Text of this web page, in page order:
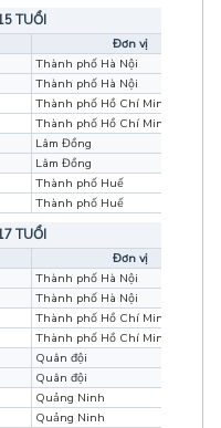
TUỔI
Đơn vị
Thành phố Hà Nội
Thành phố Hà Nội
Thành phố Hồ Chí Minh
Thành phố Hồ Chí Minh
Lâm Đồng
Lâm Đồng
Thành phố Huế
Thành phố Huế
TUỔI
Đơn vị
Thành phố Hà Nội
Thành phố Hà Nội
Thành phố Hồ Chí Minh
Thành phố Hồ Chí Minh
Quân đội
Quân đội
Quảng Ninh
Quảng Ninh